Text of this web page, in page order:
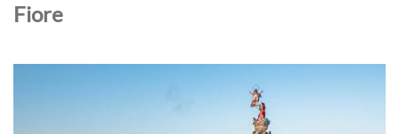
Fiore